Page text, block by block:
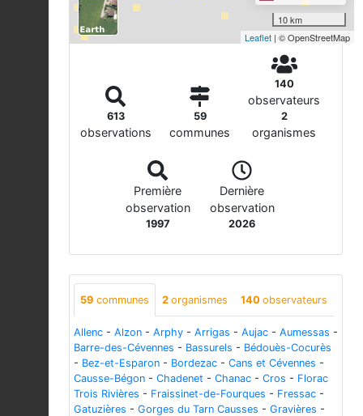
10 km
Leaflet | © OpenStreetMap
613
observations
59
communes
140
observateurs
2
organismes
Première
observation
1997
Dernière
observation
2026
59 communes 2 organismes 140 observateurs
Allenc - Alzon - Arphy - Arrigas - Aujac - Aumessas -
Barre-des-Cévennes - Bassurels - Bédouès-Cocurès
- Bez-et-Esparon - Bordezac - Cans et Cévennes -
Causse-Bégon - Chadenet - Chanac - Cros - Florac
Trois Rivières - Fraissinet-de-Fourques - Fressac -
Gatuzières - Gorges du Tarn Causses - Gravières -